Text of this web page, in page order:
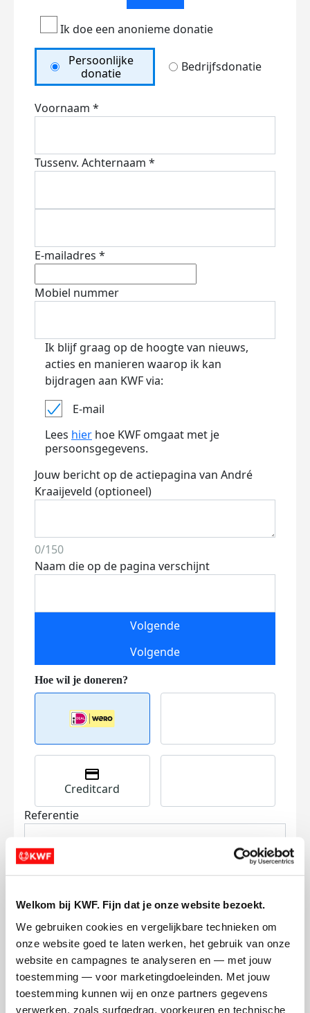
Welkom bij KWF. Fijn dat je onze website bezoekt.
We gebruiken cookies en vergelijkbare technieken om
onze website goed te laten werken, het gebruik van onze
website en campagnes te analyseren en — met jouw
toestemming — voor marketingdoeleinden. Met jouw
toestemming kunnen wij en onze partners gegevens
verwerken, zoals surfgedrag, voorkeuren en technische
Ik doe een anonieme donatie
Persoonlijke
donatie
Bedrijfsdonatie
Voornaam *
Tussenv. Achternaam *
E-mailadres *
Mobiel nummer
Ik blijf graag op de hoogte van nieuws,
acties en manieren waarop ik kan
bijdragen aan KWF via:
E-mail
Lees hier hoe KWF omgaat met je
persoonsgegevens.
Jouw bericht op de actiepagina van André
Kraaijeveld (optioneel)
0/150
Naam die op de pagina verschijnt
Volgende
Volgende
Creditcard
Referentie
Ik wil bijdragen aan de transactiekosten
en betaal €0.75 extra.
Doneer nu